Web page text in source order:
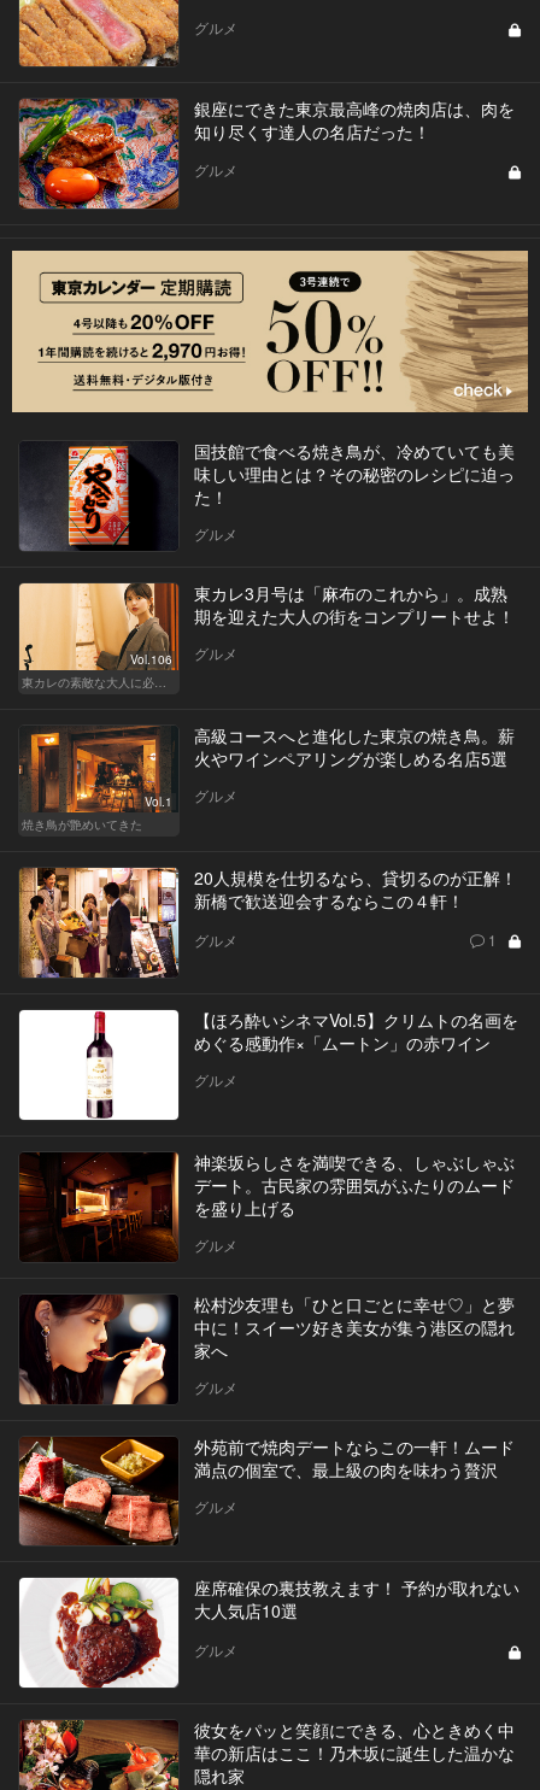
グルメ
銀座にできた東京最高峰の焼肉店は、肉を
知り尽くす達人の名店だった！
グルメ
国技館で食べる焼き鳥が、冷めていても美
味しい理由とは？その秘密のレシピに迫っ
た！
グルメ
Vol.106
東カレ3月号は「麻布のこれから」。成熟
期を迎えた大人の街をコンプリートせよ！
グルメ
Vol.1
焼き鳥が艶めいてきた
高級コースへと進化した東京の焼き鳥。薪
火やワインペアリングが楽しめる名店5選
グルメ
20人規模を仕切るなら、貸切るのが正解！
新橋で歓送迎会するならこの４軒！
グルメ 1
【ほろ酔いシネマVol.5】クリムトの名画を
めぐる感動作×「ムートン」の赤ワイン
グルメ
神楽坂らしさを満喫できる、しゃぶしゃぶ
デート。古民家の雰囲気がふたりのムード
を盛り上げる
グルメ
松村沙友理も「ひと口ごとに幸せ♡」と夢
中に！スイーツ好き美女が集う港区の隠れ
家へ
グルメ
外苑前で焼肉デートならこの一軒！ムード
満点の個室で、最上級の肉を味わう贅沢
グルメ
座席確保の裏技教えます！ 予約が取れない
大人気店10選
グルメ
彼女をパッと笑顔にできる、心ときめく中
華の新店はここ！乃木坂に誕生した温かな
隠れ家